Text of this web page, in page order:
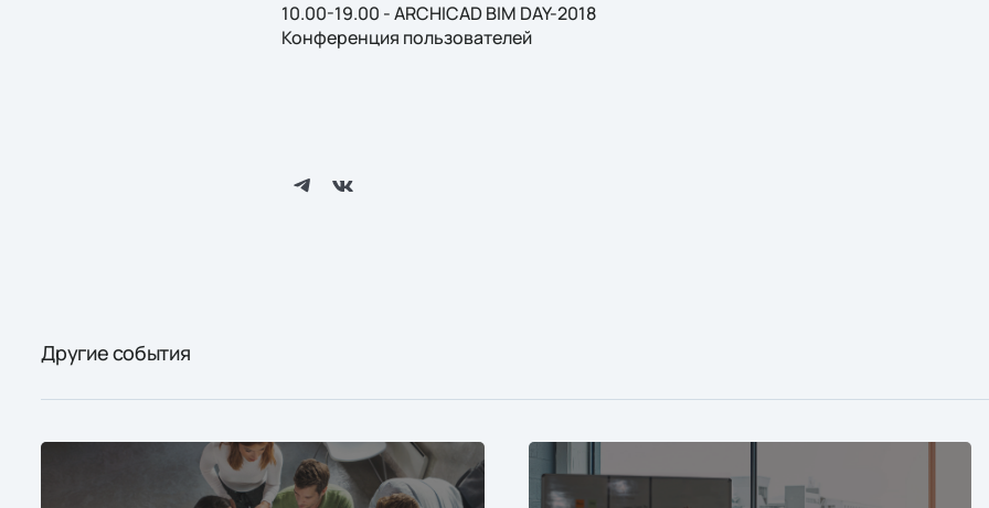
10.00-19.00 - ARCHICAD BIM DAY-2018
Конференция пользователей
Другие события